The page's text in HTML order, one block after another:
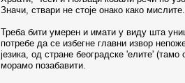
Значи, ствари не стоје онако како мислите.
Треба бити умерен и имати у виду шта
потребе да се избегне главни извор
језика, од стране београдске 'елите'
морамо позабавити.